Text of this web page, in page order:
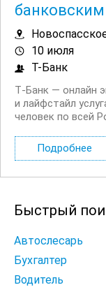
10 июля
Т-Банк
Т‑Банк — онлайн
и лайфстайл
человек по всей
будете делать:
депозитным
Подробнее
Быстрый
Автослесарь
Бухгалтер
Водитель